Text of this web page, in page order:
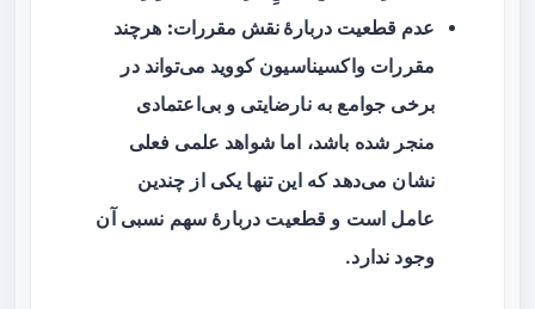
عدم قطعیت دربارهٔ نقش مقررات: هرچند
مقررات واکسیناسیون کووید می‌تواند در
برخی جوامع به نارضایتی و بی‌اعتمادی
منجر شده باشد، اما شواهد علمی فعلی
نشان می‌دهد که این تنها یکی از چندین
عامل است و قطعیت دربارهٔ سهم نسبی آن
وجود ندارد.